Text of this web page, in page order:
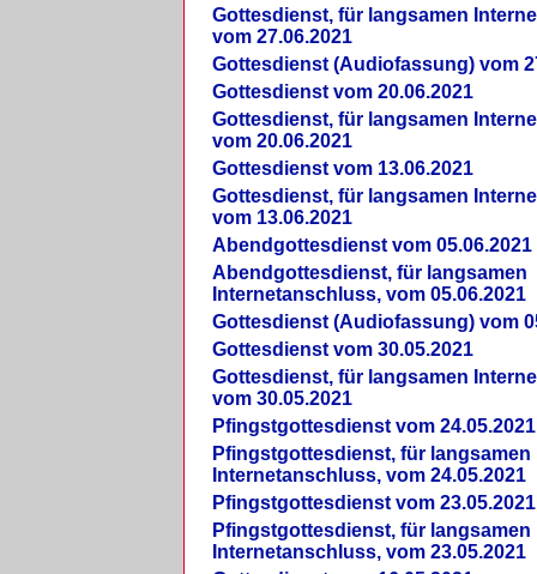
Gottesdienst, für langsamen
vom 27.06.2021
Gottesdienst (Audiofassung) vom
Gottesdienst vom 20.06.2021
Gottesdienst, für langsamen
vom 20.06.2021
Gottesdienst vom 13.06.2021
Gottesdienst, für langsamen
vom 13.06.2021
Abendgottesdienst vom 05.06.2021
Abendgottesdienst, für langsamen
Internetanschluss, vom 05.06.2021
Gottesdienst (Audiofassung) vom
Gottesdienst vom 30.05.2021
Gottesdienst, für langsamen
vom 30.05.2021
Pfingstgottesdienst vom 24.05.2021
Pfingstgottesdienst, für langsamen
Internetanschluss, vom 24.05.2021
Pfingstgottesdienst vom 23.05.2021
Pfingstgottesdienst, für langsamen
Internetanschluss, vom 23.05.2021